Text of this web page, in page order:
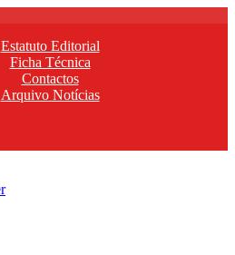
Estatuto Editorial
Ficha Técnica
Contactos
Arquivo Notícias